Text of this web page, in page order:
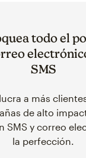
todo el
SMS
a más
de alto
SMS y correo
la perfección.